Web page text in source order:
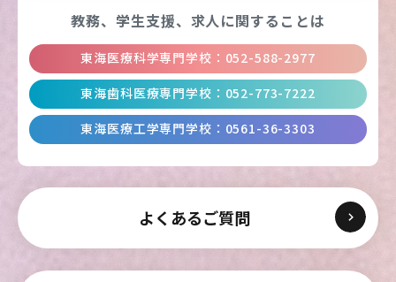
よくあるご質問
教務、学生支援、 求人に関することは
東海医療科学専門学校 ： 052-588-2977
東海歯科医療専門学校 ： 052-773-7222
東海医療工学専門学校 ： 0561-36-3303